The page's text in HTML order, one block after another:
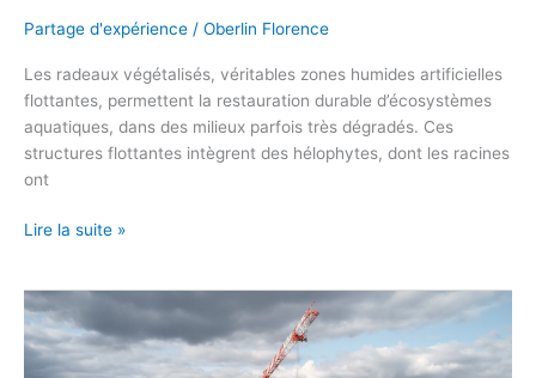
Partage d'expérience / Oberlin Florence
Les radeaux végétalisés, véritables zones humides artificielles
flottantes, permettent la restauration durable d’écosystèmes
aquatiques, dans des milieux parfois très dégradés. Ces
structures flottantes intègrent des hélophytes, dont les racines
ont
de
biodiversité
Lire la suite »
Brézillon
–
L’importance